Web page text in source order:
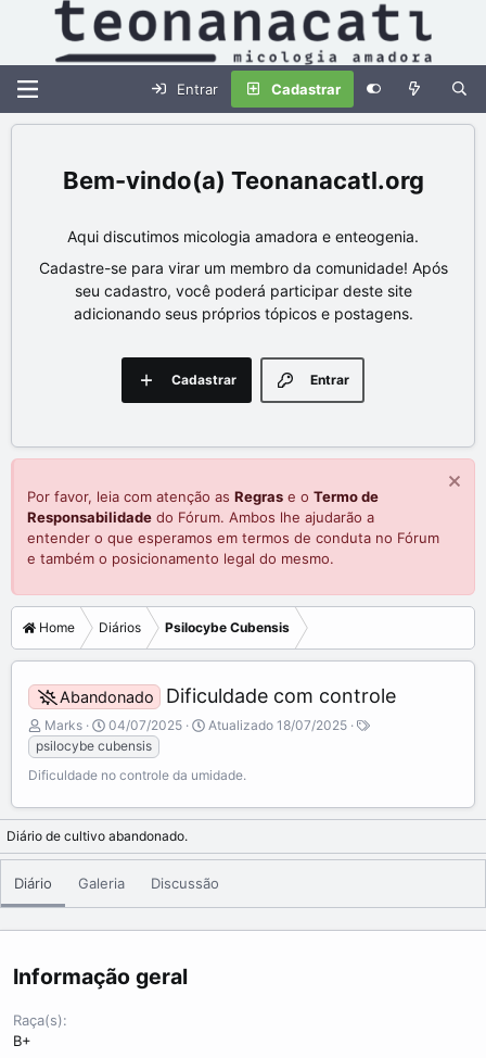
Entrar Cadastrar
Teonanacatl.org
Aqui discutimos micologia amadora e enteogenia.
Cadastre-se para virar um membro da comunidade! Após
seu cadastro, você poderá participar deste site
adicionando seus próprios tópicos e postagens.
Entrar
Cadastrar
Por favor, leia com atenção as Regras e o Termo de
Responsabilidade do Fórum. Ambos lhe ajudarão a
entender o que esperamos em termos de conduta no Fórum
e também o posicionamento legal do mesmo.
Home Diários Psilocybe Cubensis
Abandonado Dificuldade com controle
A
d
i
c
o
n
a
d
o
Marks
C
r
e
a
e
d
a
t
04/07/2025 Atualizado 18/07/2025
T
psilocybe cubensis
Dificuldade no controle da umidade.
Diário de cultivo abandonado.
Diário Galeria Discussão
Informação geral
Raça(s)
B+